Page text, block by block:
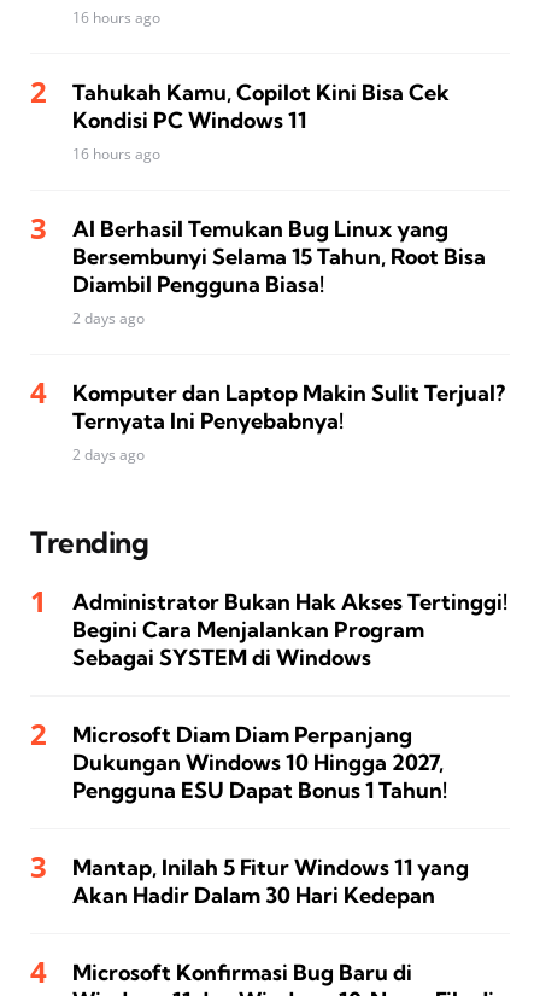
16 hours ago
Tahukah Kamu, Copilot Kini Bisa Cek
Kondisi PC Windows 11
16 hours ago
AI Berhasil Temukan Bug Linux yang
Bersembunyi Selama 15 Tahun, Root Bisa
Diambil Pengguna Biasa!
2 days ago
Komputer dan Laptop Makin Sulit Terjual?
Ternyata Ini Penyebabnya!
2 days ago
Trending
Administrator Bukan Hak Akses Tertinggi!
Begini Cara Menjalankan Program
Sebagai SYSTEM di Windows
Microsoft Diam Diam Perpanjang
Dukungan Windows 10 Hingga 2027,
Pengguna ESU Dapat Bonus 1 Tahun!
Mantap, Inilah 5 Fitur Windows 11 yang
Akan Hadir Dalam 30 Hari Kedepan
Microsoft Konfirmasi Bug Baru di